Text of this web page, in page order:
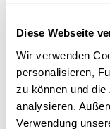
Diese Webseite
Wir verwenden
personalisieren,
zu können und
analysieren.
Verwendung
Großteil seiner
wohin er mit
mußte. 1945
zurück und ist
Botschaft
Aufbau des